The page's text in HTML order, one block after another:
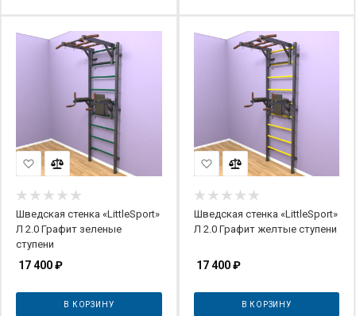
Шведская стенка «LittleSport»
Л 2.0 Графит зеленые
ступени
17 400₽
В КОРЗИНУ
Шведская стенка «LittleSport»
Л 2.0 Графит желтые ступени
17 400₽
В КОРЗИНУ